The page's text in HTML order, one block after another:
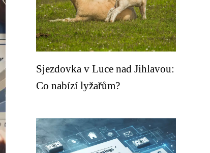
Sjezdovka v Luce nad Jihlavou:
Co nabízí lyžařům?